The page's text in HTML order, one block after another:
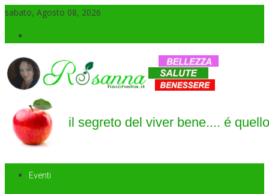
sabato, Agosto 08, 2026
Il blog di Rosanna
il segreto del viver bene…. é quello di saper sorridere sempre
Eventi